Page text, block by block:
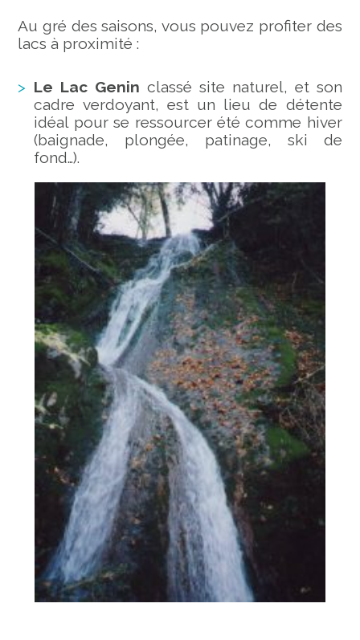
Au gré des saisons, vous pouvez profiter des
lacs à proximité :
Le Lac Genin classé site naturel, et son
cadre verdoyant, est un lieu de détente
idéal pour se ressourcer été comme hiver
(baignade, plongée, patinage, ski de
fond…).